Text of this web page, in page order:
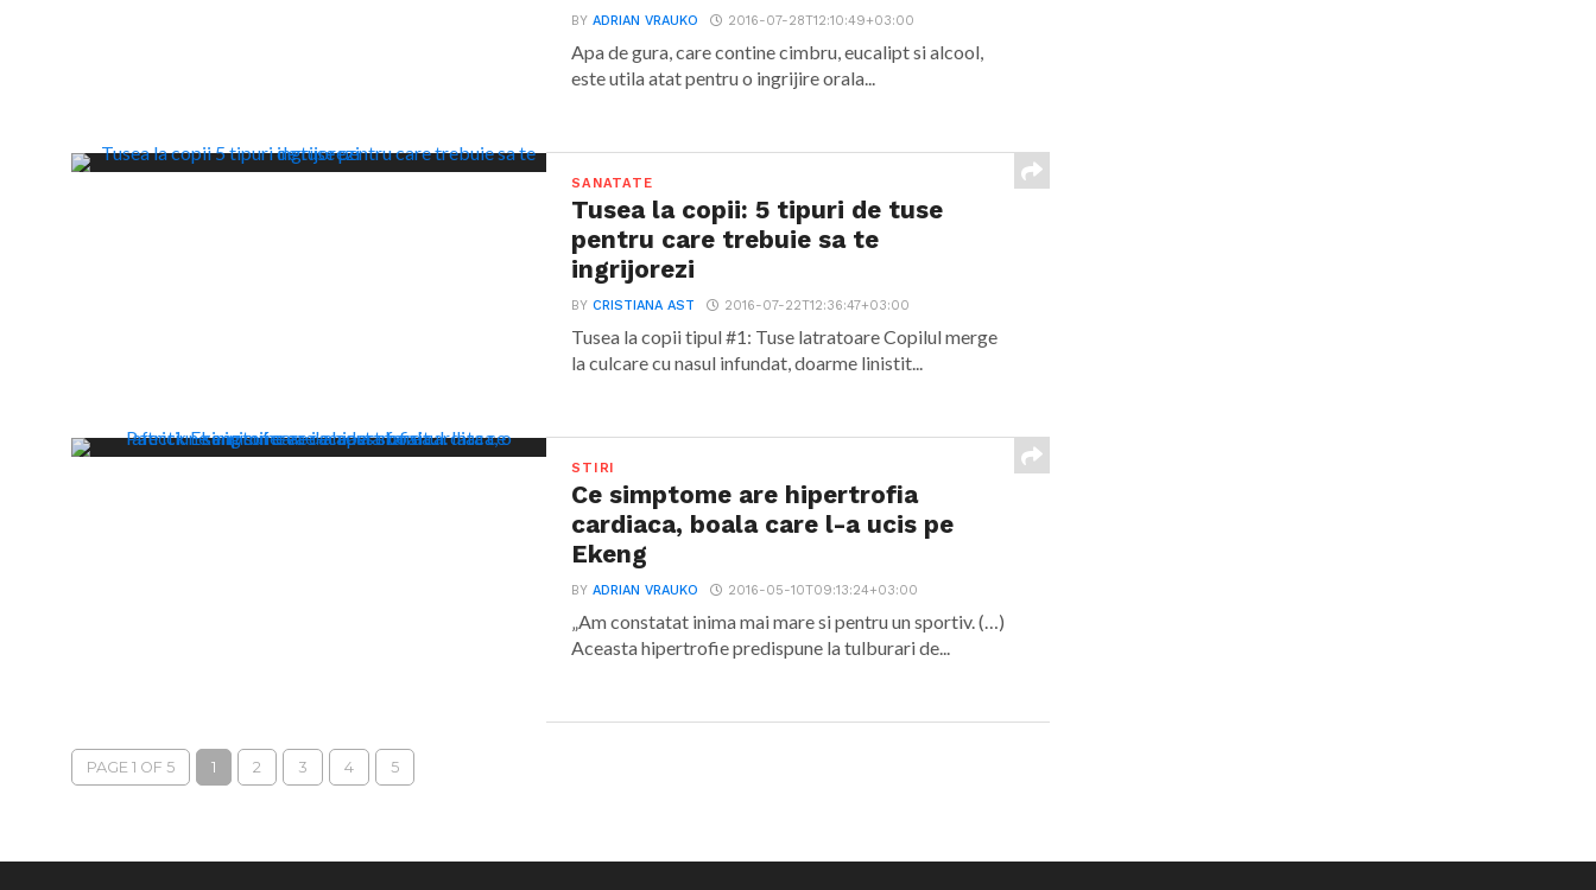
BYADRIAN VRAUKO 2016-07-28T12:10:49+03:00
Apa de gura, care contine cimbru, eucalipt si alcool,
este utila atat pentru o ingrijire orala...
SANATATE
Tusea la copii: 5 tipuri de tuse
pentru care trebuie sa te
ingrijorezi
BYCRISTIANA AST 2016-07-22T12:36:47+03:00
Tusea la copii tipul #1: Tuse latratoare Copilul merge
la culcare cu nasul infundat, doarme linistit...
STIRI
Ce simptome are hipertrofia
cardiaca, boala care l-a ucis pe
Ekeng
BYADRIAN VRAUKO 2016-05-10T09:13:24+03:00
„Am constatat inima mai mare si pentru un sportiv. (…)
Aceasta hipertrofie predispune la tulburari de...
PAGE 1 OF 5 1 2 3 4 5